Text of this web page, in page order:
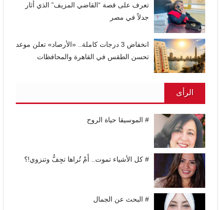
تعرف على قصة “القاضي المزيف” الذي أثار
جدلاً في مصر
انخفاض 3 درجات كاملة.. «الأرصاد» تعلن موعد
تحسن الطقس في القاهرة والمحافظات
الرأى
# الموسيقا حياة الروح
# كل الأشياء تموت.. أَمْ تُراها تجِفُّ وتنزوي!؟
# البحث عن الجمال